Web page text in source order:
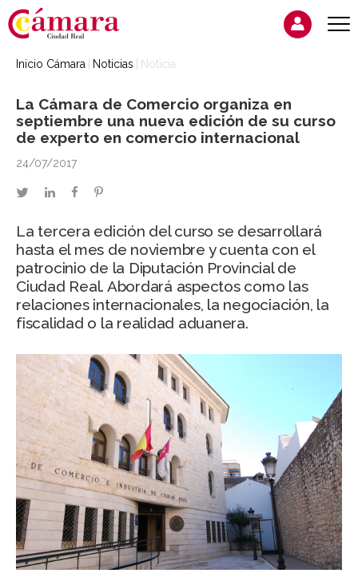
Inicio Cámara Noticias Noticia
La Cámara de Comercio organiza en
septiembre una nueva edición de su curso
de experto en comercio internacional
24/07/2017
twitterlinkedinfacebookpinterest
La tercera edición del curso se desarrollará
hasta el mes de noviembre y cuenta con el
patrocinio de la Diputación Provincial de
Ciudad Real. Abordará aspectos como las
relaciones internacionales, la negociación, la
fiscalidad o la realidad aduanera.